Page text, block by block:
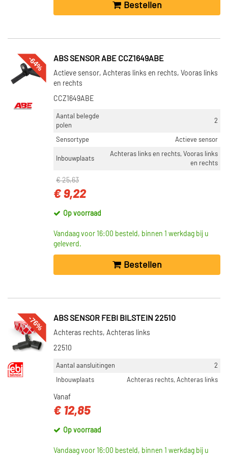
Bestellen
-64% ABS SENSOR ABE CCZ1649ABE
Actieve sensor, Achteras links en rechts, Vooras links
en rechts
CCZ1649ABE
Aantal belegde
polen
2
Sensortype Actieve sensor
Inbouwplaats
Achteras links en rechts, Vooras links
en rechts
€ 25,63
€ 9,22
Op voorraad
Vandaag voor 16:00 besteld, binnen 1 werkdag bij u
geleverd.
Bestellen
-76% ABS SENSOR FEBI BILSTEIN 22510
Achteras rechts, Achteras links
22510
Aantal aansluitingen
2
Inbouwplaats
Achteras rechts, Achteras links
Vanaf
€ 12,85
Op voorraad
Vandaag voor 16:00 besteld, binnen 1 werkdag bij u